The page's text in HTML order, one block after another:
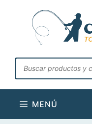
contenido
Búsqueda
de
productos
MENÚ